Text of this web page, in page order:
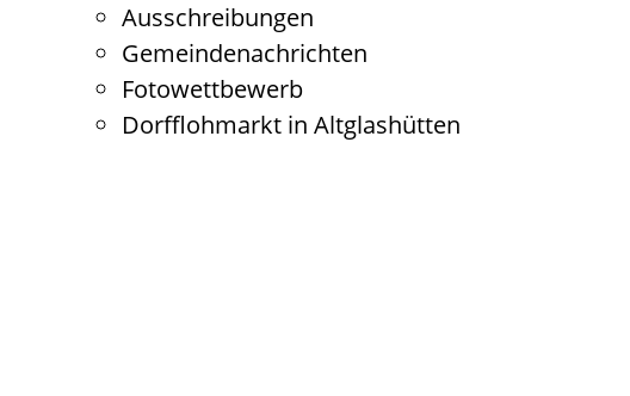
Ausschreibungen
Gemeindenachrichten
Fotowettbewerb
Dorfflohmarkt in Altglashütten